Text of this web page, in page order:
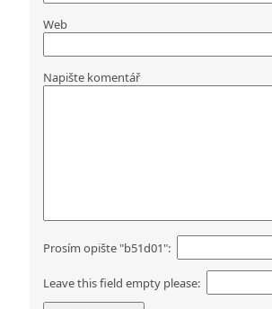
Web
Napište komentář
Prosím opište "b51d01":
Leave this field empty please: